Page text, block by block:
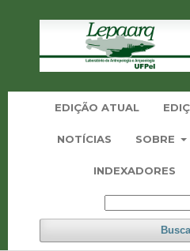
EDIÇÃO ATUAL
NOTÍCIAS SOBRE
INDEXADORES